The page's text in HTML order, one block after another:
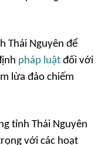
Thái Nguyên để
pháp luật đối với
lừa đảo chiếm
tỉnh Thái Nguyên
với các hoạt